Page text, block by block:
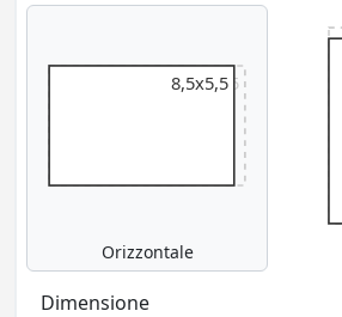
9x5,5
8,5x5,5
Orizzontale
Dimensione